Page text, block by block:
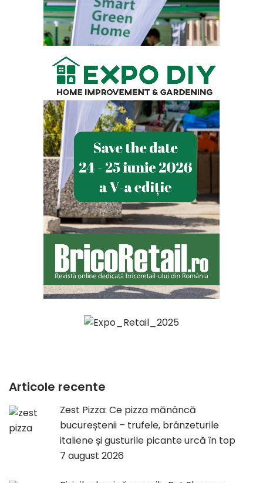
Articole recente
Zest Pizza: Ce pizza mănâncă
bucureștenii – trufele, brânzeturile
italiene și gusturile picante urcă în top
7 august 2026